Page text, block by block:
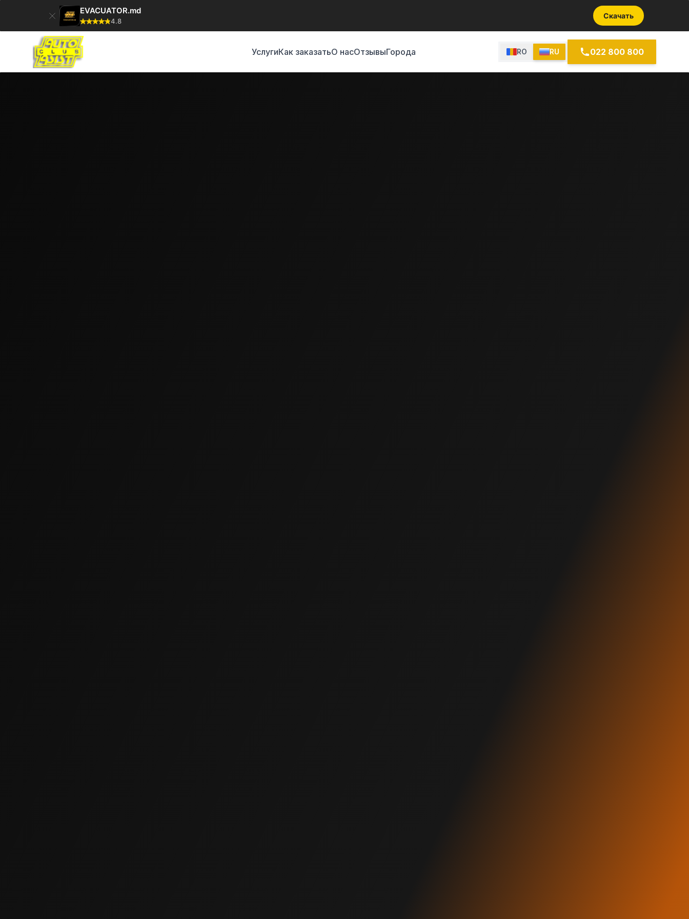
EVACUATOR.md
4.8
Скачать
УслугиКак заказатьО насОтзывыГорода RO RU 022 800 800